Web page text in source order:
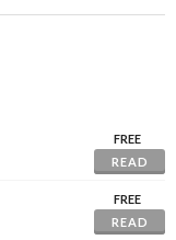
FREE
READ
FREE
READ